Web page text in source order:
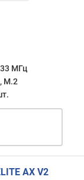
МГц
M.2
AX V2